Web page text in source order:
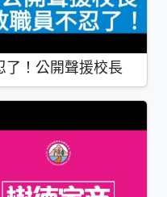
了！公開聲援校長